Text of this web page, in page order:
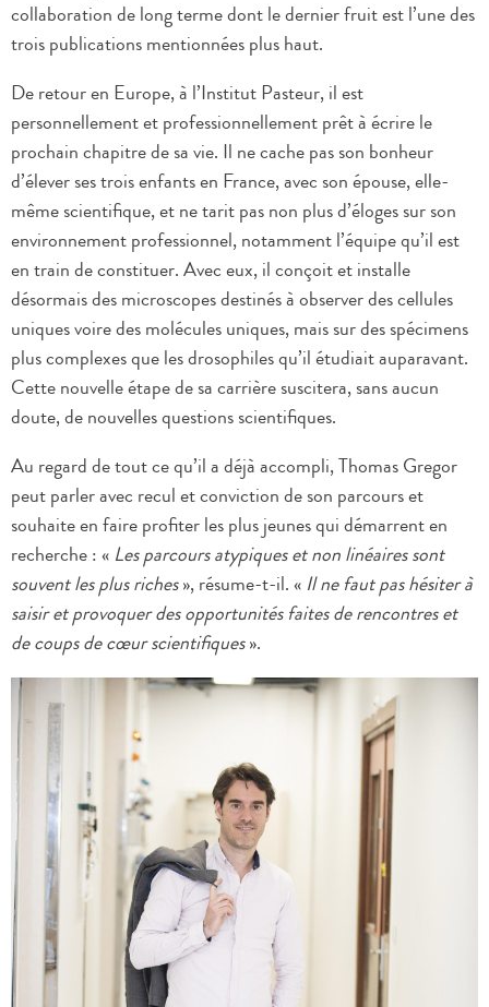
collaboration de long terme dont le dernier fruit est l’une des
trois publications mentionnées plus haut.
De retour en Europe, à l’Institut Pasteur, il est
personnellement et professionnellement prêt à écrire le
prochain chapitre de sa vie. Il ne cache pas son bonheur
d’élever ses trois enfants en France, avec son épouse, elle-
même scientifique, et ne tarit pas non plus d’éloges sur son
environnement professionnel, notamment l’équipe qu’il est
en train de constituer. Avec eux, il conçoit et installe
désormais des microscopes destinés à observer des cellules
uniques voire des molécules uniques, mais sur des spécimens
plus complexes que les drosophiles qu’il étudiait auparavant.
Cette nouvelle étape de sa carrière suscitera, sans aucun
doute, de nouvelles questions scientifiques.
Au regard de tout ce qu’il a déjà accompli, Thomas Gregor
peut parler avec recul et conviction de son parcours et
souhaite en faire profiter les plus jeunes qui démarrent en
recherche : « Les parcours atypiques et non linéaires sont
souvent les plus riches», résume-t-il. « Il ne faut pas hésiter à
saisir et provoquer des opportunités faites de rencontres et
de coups de cœur scientifiques».